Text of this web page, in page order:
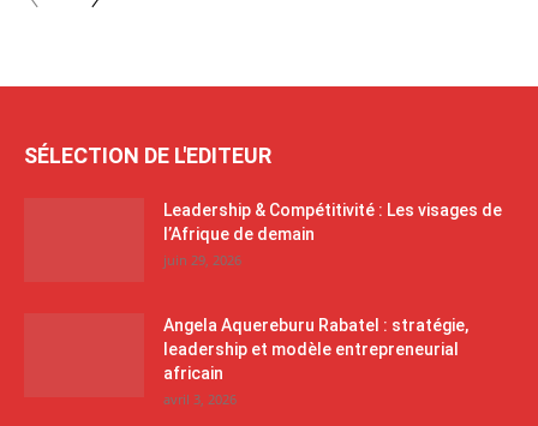
SÉLECTION DE L'EDITEUR
Leadership & Compétitivité : Les visages de
l’Afrique de demain
juin 29, 2026
Angela Aquereburu Rabatel : stratégie,
leadership et modèle entrepreneurial
africain
avril 3, 2026